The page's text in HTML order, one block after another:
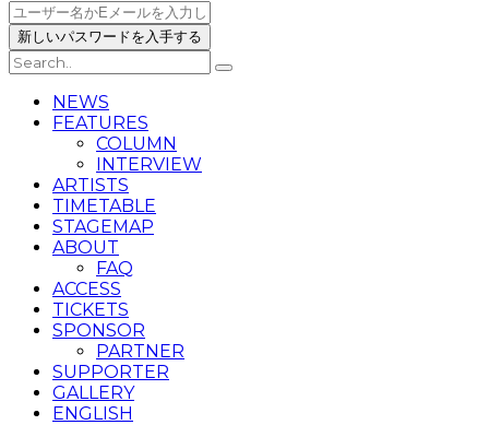
NEWS
FEATURES
COLUMN
INTERVIEW
ARTISTS
TIMETABLE
STAGEMAP
ABOUT
FAQ
ACCESS
TICKETS
SPONSOR
PARTNER
SUPPORTER
GALLERY
ENGLISH